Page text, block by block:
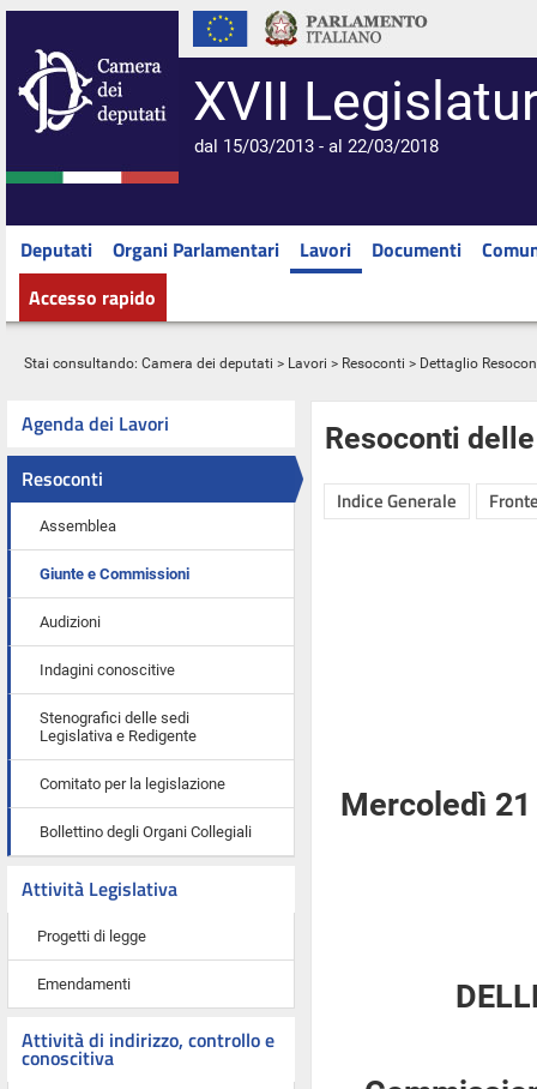
XVII
dal 15/03/2013 - al 22/03/2018
Deputati Organi Parlamentari Lavori Documenti
Accesso rapido
Stai consultando: Camera dei deputati > Lavori > Resoconti > Dettaglio
Agenda dei Lavori
Resoconti
Assemblea
Giunte e Commissioni
Audizioni
Indagini conoscitive
Stenografici delle sedi
Legislativa e Redigente
Comitato per la legislazione
Bollettino degli Organi Collegiali
Attività Legislativa
Progetti di legge
Emendamenti
Attività di indirizzo, controllo e
conoscitiva
Resoconti
Indice Generale
Mercoledì